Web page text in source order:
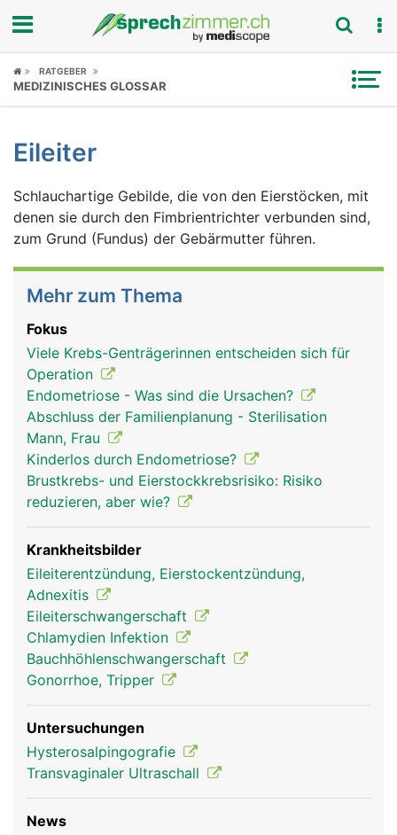
Fokus
Symptome
Untersuchungen
News
Ratgeber
Rubriken
RATGEBER
MEDIZINISCHES GLOSSAR
Eileiter
Schlauchartige Gebilde, die von den Eierstöcken, mit
denen sie durch den Fimbrientrichter verbunden sind,
zum Grund (Fundus) der Gebärmutter führen.
Mehr zum Thema
Fokus
Viele Krebs-Genträgerinnen entscheiden sich für
Operation
Endometriose - Was sind die Ursachen?
Abschluss der Familienplanung - Sterilisation
Mann, Frau
Kinderlos durch Endometriose?
Brustkrebs- und Eierstockkrebsrisiko: Risiko
reduzieren, aber wie?
Krankheitsbilder
Eileiterentzündung, Eierstockentzündung,
Adnexitis
Eileiterschwangerschaft
Chlamydien Infektion
Bauchhöhlenschwangerschaft
Gonorrhoe, Tripper
Untersuchungen
Hysterosalpingografie
Transvaginaler Ultraschall
News